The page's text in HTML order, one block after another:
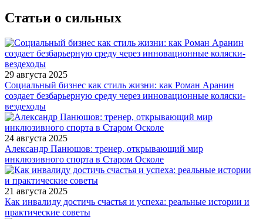
Статьи о сильных
29 августа 2025
Социальный бизнес как стиль жизни: как Роман Аранин
создает безбарьерную среду через инновационные коляски-
вездеходы
24 августа 2025
Александр Панюшов: тренер, открывающий мир
инклюзивного спорта в Старом Осколе
21 августа 2025
Как инвалиду достичь счастья и успеха: реальные истории и
практические советы